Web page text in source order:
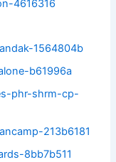
4616316
1564804b
b61996a
phr-shrm-cp-
213b6181
8bb7b511